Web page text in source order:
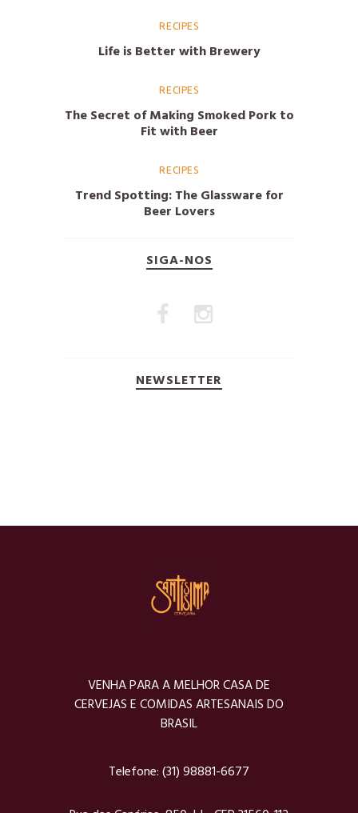
RECIPES
Life is Better with Brewery
RECIPES
The Secret of Making Smoked Pork to
Fit with Beer
RECIPES
Trend Spotting: The Glassware for
Beer Lovers
SIGA-NOS
NEWSLETTER
VENHA PARA A MELHOR CASA DE
CERVEJAS E COMIDAS ARTESANAIS DO
BRASIL
Telefone:(31) 98881-6677